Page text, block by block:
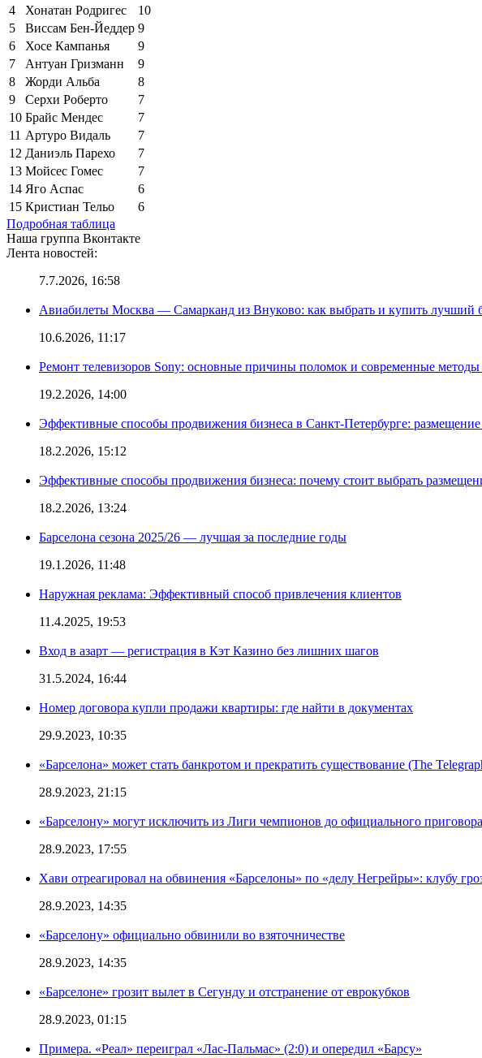
4
Хонатан Родригес
10
5
Виссам Бен-Йеддер 9
6
Хосе Кампанья
9
7
Антуан Гризманн
9
8
Жорди Альба
8
9
Серхи Роберто
7
10 Брайс Мендес
7
11 Артуро Видаль
7
12 Даниэль Парехо
7
13 Мойсес Гомес
7
14 Яго Аспас
6
15 Кристиан Тельо
6
Подробная таблица
Наша группа Вконтакте
Лента новостей:
7.7.2026, 16:58
Авиабилеты Москва — Самарканд из Внуково: как выбрать и купить лучший
10.6.2026, 11:17
Ремонт телевизоров Sony: основные причины поломок и современные методы
19.2.2026, 14:00
Эффективные способы продвижения бизнеса в Санкт-Петербурге:
18.2.2026, 15:12
Эффективные способы продвижения бизнеса: почему стоит выбрать
18.2.2026, 13:24
Барселона сезона 2025/26 — лучшая за последние годы
19.1.2026, 11:48
Наружная реклама: Эффективный способ привлечения клиентов
11.4.2025, 19:53
Вход в азарт — регистрация в Кэт Казино без лишних шагов
31.5.2024, 16:44
Номер договора купли продажи квартиры: где найти в документах
29.9.2023, 10:35
«Барселона» может стать банкротом и прекратить существование (The
28.9.2023, 21:15
«Барселону» могут исключить из Лиги чемпионов до официального
28.9.2023, 17:55
Хави отреагировал на обвинения «Барселоны» по «делу Негрейры»: клубу
28.9.2023, 14:35
«Барселону» официально обвинили во взяточничестве
28.9.2023, 14:35
«Барселоне» грозит вылет в Сегунду и отстранение от еврокубков
28.9.2023, 01:15
Примера. «Реал» переиграл «Лас-Пальмас» (2:0) и опередил «Барсу»